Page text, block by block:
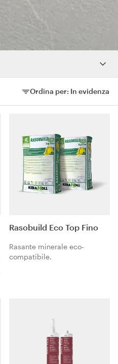
Ordina per: In evidenza
Ordina per:
Rasobuild Eco Top Fino
Rasante minerale eco-
compatibile.